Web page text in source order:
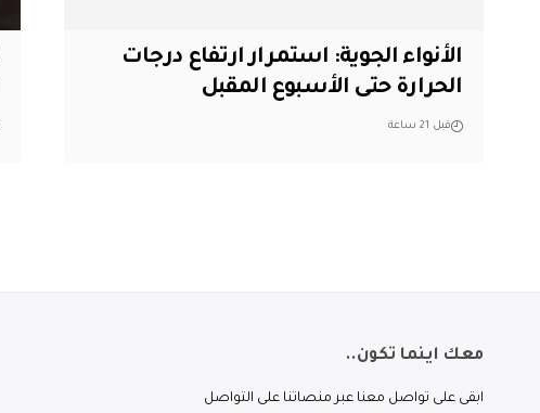
الأنواء الجوية: استمرار ارتفاع درجات
الحرارة حتى الأسبوع المقبل
قبل 21 ساعة
معك اينما تكون..
ابقى على تواصل معنا عبر منصاتنا على التواصل